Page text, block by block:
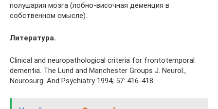
полушария мозга (лобно-височная деменция в
собственном смысле).
Литература.
Clinical and neuropathological criteria for frontotemporal
dementia. The Lund and Manchester Groups J. Neurol.,
Neurosurg. And Psychiatry 1994; 57: 416-418.